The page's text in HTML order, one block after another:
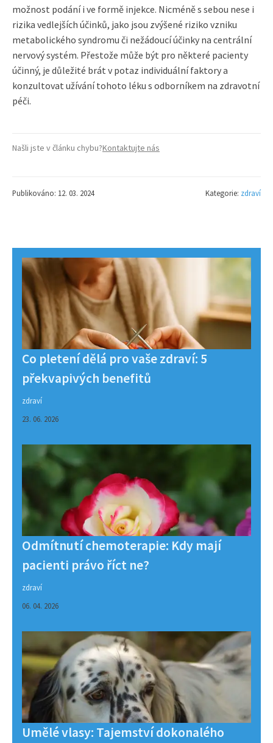
možnost podání i ve formě injekce. Nicméně s sebou nese i
rizika vedlejších účinků, jako jsou zvýšené riziko vzniku
metabolického syndromu či nežádoucí účinky na centrální
nervový systém. Přestože může být pro některé pacienty
účinný, je důležité brát v potaz individuální faktory a
konzultovat užívání tohoto léku s odborníkem na zdravotní
péči.
Našli jste v článku chybu?Kontaktujte nás
Publikováno: 12. 03. 2024 Kategorie: zdraví
Co pletení dělá pro vaše zdraví: 5
překvapivých benefitů
zdraví
23. 06. 2026
Odmítnutí chemoterapie: Kdy mají
pacienti právo říct ne?
zdraví
06. 04. 2026
Umělé vlasy: Tajemství dokonalého